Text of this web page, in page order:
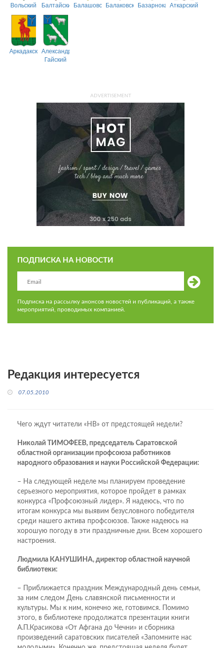
Вольский БалтайскийБалашовскийБалаковскийБазарнокарабулакский
Аткарский
АркадакскийАлександрово-
Гайский
ADVERTISEMENT
ПОДПИСКА НА НОВОСТИ
Подписка на рассылку анонсов новостей и публикаций, а также
мероприятий, проводимых компанией.
Редакция интересуется
07.05.2010
Чего ждут читатели «НВ» от предстоящей недели?
Николай ТИМОФЕЕВ, председатель Саратовской
областной организации профсоюза работников
народного образования и науки Российской Федерации:
– На следующей неделе мы планируем проведение
серьезного мероприятия, которое пройдет в рамках
конкурса «Профсоюзный лидер». Я надеюсь, что по
итогам конкурса мы выявим безусловного победителя
среди нашего актива профсоюзов. Также надеюсь на
хорошую погоду в эти праздничные дни. Всем хорошего
настроения.
Людмила КАНУШИНА, директор областной научной
библиотеки:
– Приближается праздник Международный день семьи,
за ним следом День славянской письменности и
культуры. Мы к ним, конечно же, готовимся. Помимо
этого, в библиотеке продолжатся презентации книги
А.П.Красикова «От Афгана до Чечни» и сборника
произведений саратовских писателей «Запомните нас